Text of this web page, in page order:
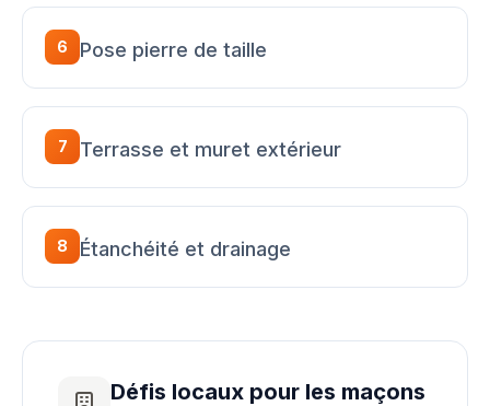
6 Pose pierre de taille
7 Terrasse et muret extérieur
8 Étanchéité et drainage
Défis locaux pour les maçons